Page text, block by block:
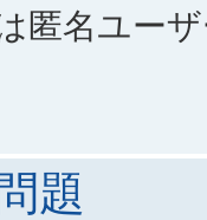
匿名ユー
題